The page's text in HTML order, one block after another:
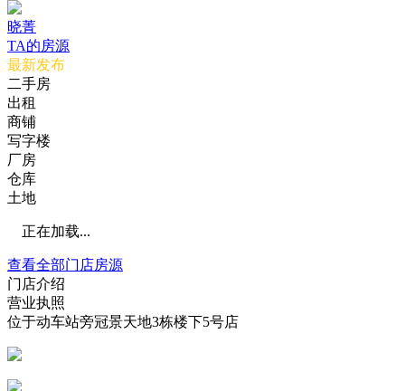
晓菁
TA的房源
最新发布
二手房
出租
商铺
写字楼
厂房
仓库
土地
正在加载...
查看全部门店房源
门店介绍
营业执照
位于动车站旁冠景天地3栋楼下5号店